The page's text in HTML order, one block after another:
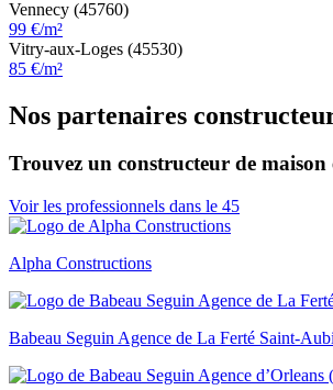
Vennecy (45760)
99 €/m²
Vitry-aux-Loges (45530)
85 €/m²
Nos partenaires
Trouvez un constructeur de
Voir les professionnels dans le 45
Alpha Constructions
Babeau Seguin Agence de La Ferté Saint-